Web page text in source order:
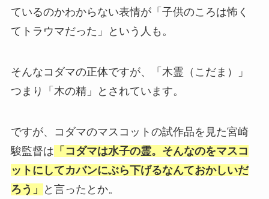
ているのかわからない表情が「子供のころは怖く
てトラウマだった」という人も。
そんなコダマの正体ですが、「木霊（こだま）」
つまり「木の精」とされています。
ですが、コダマのマスコットの試作品を見た宮崎
駿監督は 「コダマは水子の霊。そんなのをマスコ
ットにしてカバンにぶら下げるなんておかしいだ
ろう」
と言ったとか。